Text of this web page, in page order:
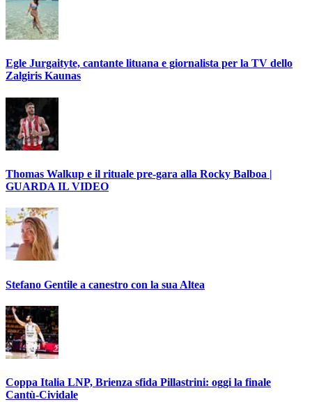
Egle Jurgaityte, cantante lituana e giornalista per la TV dello
Zalgiris Kaunas
Thomas Walkup e il rituale pre-gara alla Rocky Balboa |
GUARDA IL VIDEO
Stefano Gentile a canestro con la sua Altea
Coppa Italia LNP, Brienza sfida Pillastrini: oggi la finale
Cantù-Cividale